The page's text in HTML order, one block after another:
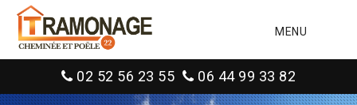
MENU
02 52 56 23 55 06 44 99 33 82